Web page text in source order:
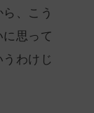
、こう
思って
わけじ